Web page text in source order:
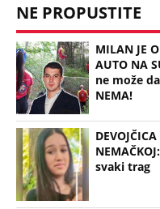
NE PROPUSTITE
MILAN JE
AUTO NA
ne može
NEMA!
svaki trag